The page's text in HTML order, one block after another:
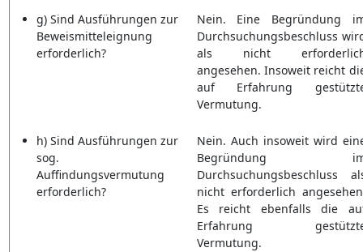
g) Sind Ausführungen zur
Beweismitteleignung
erforderlich?
Nein. Eine Begründung
Durchsuchungsbeschluss
als nicht
angesehen. Insoweit reicht
auf Erfahrung
Vermutung.
h) Sind Ausführungen zur
sog.
Auffindungsvermutung
erforderlich?
Nein. Auch insoweit wird
Begründung
Durchsuchungsbeschluss
nicht erforderlich
Es reicht ebenfalls die
Erfahrung
Vermutung.